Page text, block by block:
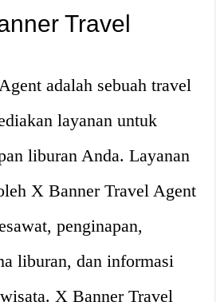
Travel
adalah sebuah travel
layanan untuk
liburan Anda. Layanan
X Banner Travel Agent
penginapan,
liburan, dan informasi
X Banner Travel